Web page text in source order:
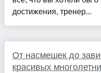
достижения, тренер...
От насмешек до
красивых